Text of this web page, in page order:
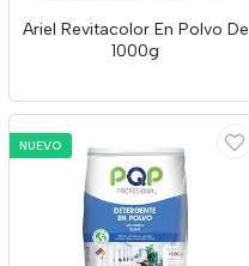
Ariel Revitacolor En Polvo De
1000g
NUEVO